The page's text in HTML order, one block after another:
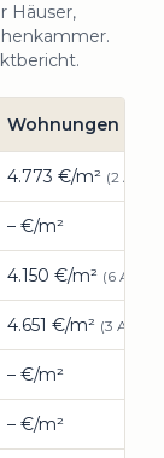
Häuser,
.
:
Wohnungen
4.773 €/m² (2
– €/m²
4.150 €/m² (6
4.651 €/m² (3
– €/m²
– €/m²